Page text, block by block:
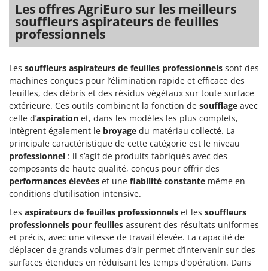
Oriental Koshin
Outdoorchef
Palazzetti
Palumbo Pavi
Partisani
Paterlini
Philips
Pramac
Prismafood
R
Rato
Reber
Redback
Les offres AgriEuro sur les meilleurs
souffleurs aspirateurs de feuilles
professionnels
Les souffleurs aspirateurs de feuilles professionnels sont des
machines conçues pour l’élimination rapide et efficace des
feuilles, des débris et des résidus végétaux sur toute surface
extérieure. Ces outils combinent la fonction de soufflage avec
celle d’aspiration et, dans les modèles les plus complets,
intègrent également le broyage du matériau collecté. La
principale caractéristique de cette catégorie est le niveau
professionnel : il s’agit de produits fabriqués avec des
composants de haute qualité, conçus pour offrir des
performances élevées et une fiabilité constante même en
conditions d’utilisation intensive.
Les aspirateurs de feuilles professionnels et les souffleurs
professionnels pour feuilles assurent des résultats uniformes
et précis, avec une vitesse de travail élevée. La capacité de
déplacer de grands volumes d’air permet d’intervenir sur des
surfaces étendues en réduisant les temps d’opération. Dans